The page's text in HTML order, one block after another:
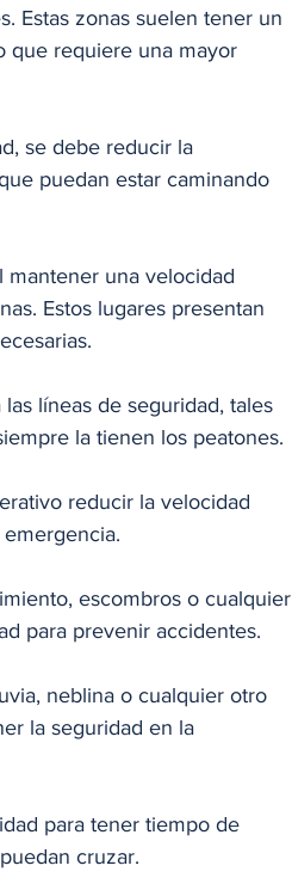
Estas zonas suelen tener un
que requiere una mayor
se debe reducir la
puedan estar caminando
mantener una velocidad
Estos lugares presentan
líneas de seguridad, tales
la tienen los peatones.
reducir la velocidad
escombros o cualquier
para prevenir accidentes.
neblina o cualquier otro
la seguridad en la
para tener tiempo de
cruzar.